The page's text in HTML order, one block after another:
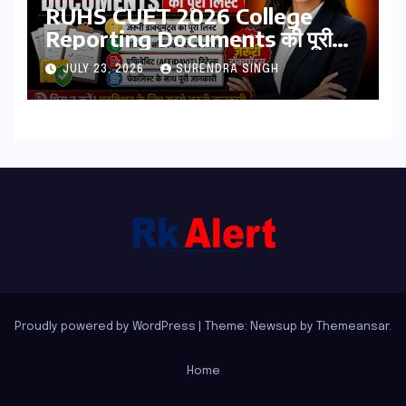
RUHS CUET 2026 College
Reporting Documents की पूरी
लिस्ट | जरूरी डॉक्यूमेंट्स, मेडिकल
सर्टिफिकेट, एफिडेविट & चेकलिस्ट
JULY 23, 2026 SURENDRA SINGH
Proudly powered by WordPress Theme: Newsup by Themeansar.
Home